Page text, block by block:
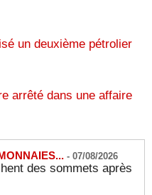
un deuxième pétrolier
arrêté dans une affaire
- 07/08/2026
des sommets après